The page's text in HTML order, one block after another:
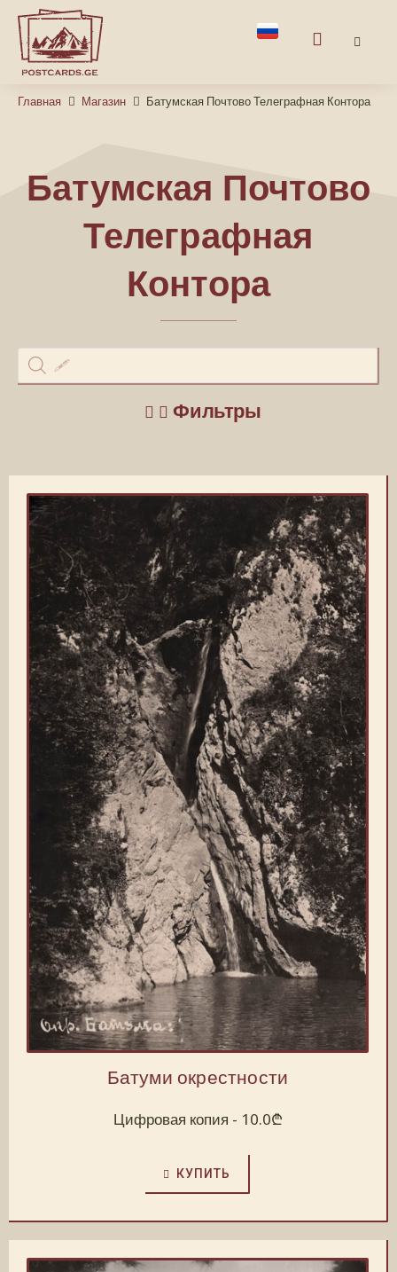
Главная Магазин Батумская Почтово Телеграфная Контора
Батумская Почтово
Телеграфная
Контора
Фильтры
Батуми окрестности
Цифровая копия - 10.0₾
КУПИТЬ